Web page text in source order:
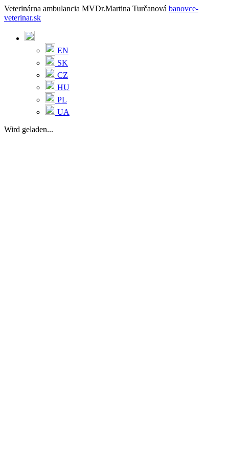
Veterinárna ambulancia MVDr.Martina Turčanová banovce-
veterinar.sk
EN
SK
CZ
HU
PL
UA
Wird geladen...